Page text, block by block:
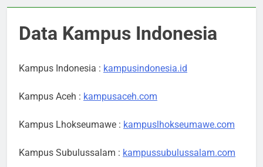
Data Kampus Indonesia
Kampus Indonesia : kampusindonesia.id
Kampus Aceh : kampusaceh.com
Kampus Lhokseumawe : kampuslhokseumawe.com
Kampus Subulussalam : kampussubulussalam.com